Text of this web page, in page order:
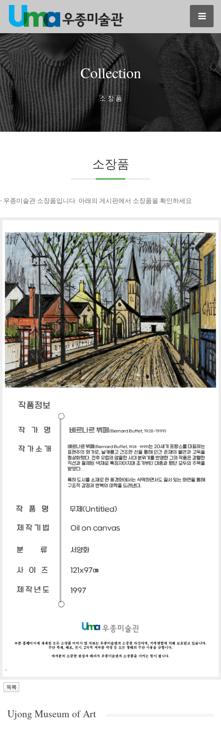
Collection
소 장 품
소장품
- 우종미술관 소장품입니다. 아래의 게시판에서 소장품을 확인하세요.
-
Ujong Museum of Art